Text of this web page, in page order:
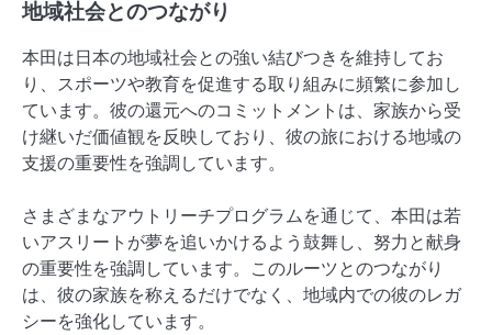
地域社会とのつながり
本田は日本の地域社会との強い結びつきを維持してお
り、スポーツや教育を促進する取り組みに頻繁に参加し
ています。彼の還元へのコミットメントは、家族から受
け継いだ価値観を反映しており、彼の旅における地域の
支援の重要性を強調しています。
さまざまなアウトリーチプログラムを通じて、本田は若
いアスリートが夢を追いかけるよう鼓舞し、努力と献身
の重要性を強調しています。このルーツとのつながり
は、彼の家族を称えるだけでなく、地域内での彼のレガ
シーを強化しています。